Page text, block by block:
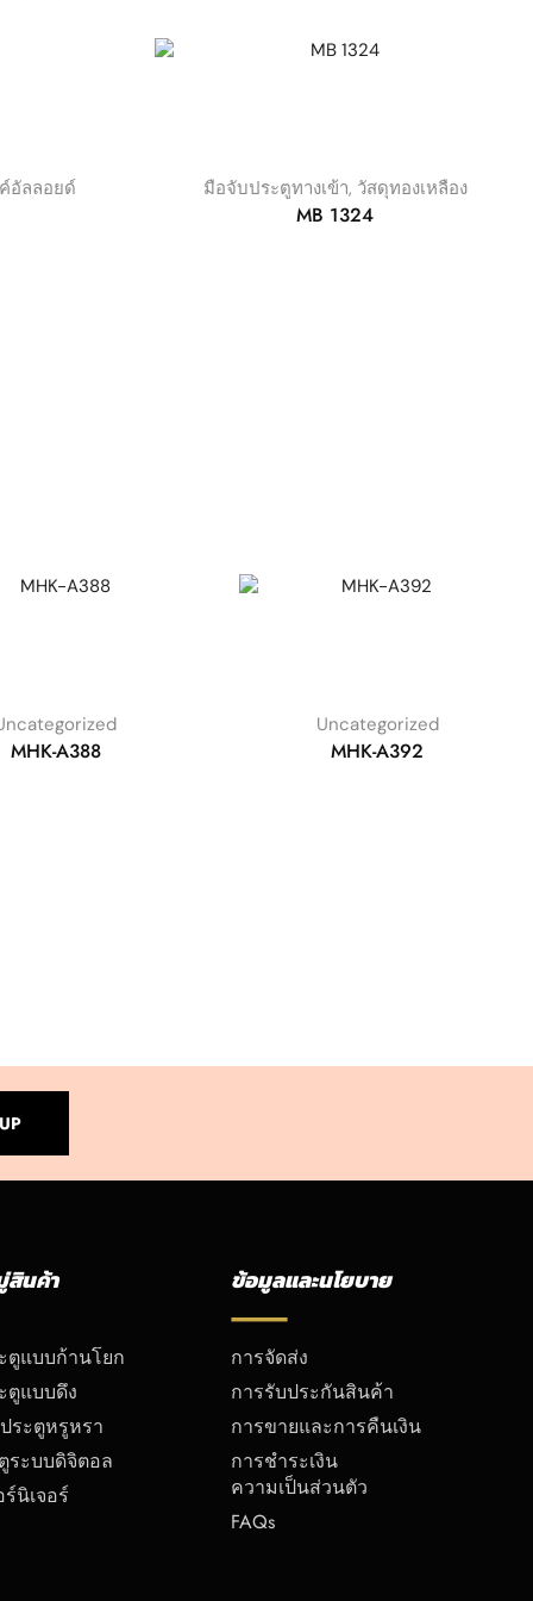
อัลลอยด์ มือจับประตูทางเข้า, วัสดุทองเหลือง
MB 1324
MHK-A388
Uncategorized
MHK-A392
นค้า
ตูแบบก้านโยก
ตูแบบดึง
ระตูหรูหรา
ระบบดิจิตอล
นิเจอร์
ข้อมูลและนโยบาย
การจัดส่ง
การรับประกันสินค้า
การขายและการคืนเงิน
การชำระเงิน
ความเป็นส่วนตัว
FAQs